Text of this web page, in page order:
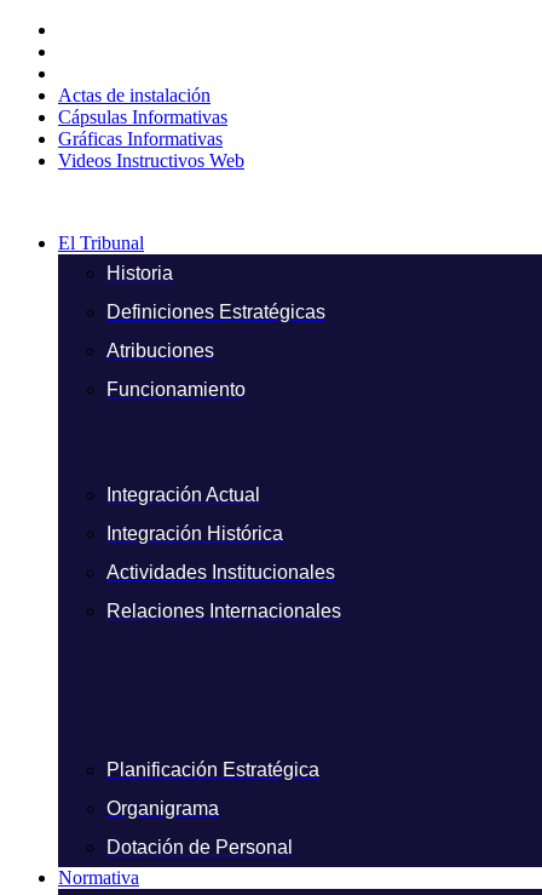
contenido
Actas de instalación
Cápsulas Informativas
Gráficas Informativas
Videos Instructivos Web
El Tribunal
Historia
Definiciones Estratégicas
Atribuciones
Funcionamiento
Integración Actual
Integración Histórica
Actividades Institucionales
Relaciones Internacionales
Planificación Estratégica
Organigrama
Dotación de Personal
Normativa